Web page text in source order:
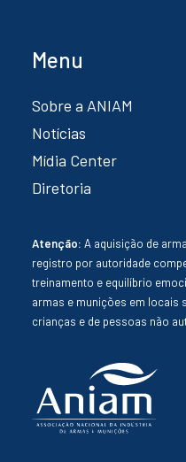
Menu
Sobre a ANIAM
Notícias
Mídia Center
Diretoria
Atenção: A aquisição de
registro por autoridade
treinamento e equilíbrio
armas e munições em locais
crianças e de pessoas não